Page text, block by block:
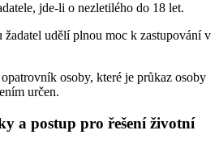
jde-li o nezletilého do 18 let.
žadatel udělí plnou moc k zastupování v
osoby, které je průkaz osoby
určen.
a postup pro řešení životní